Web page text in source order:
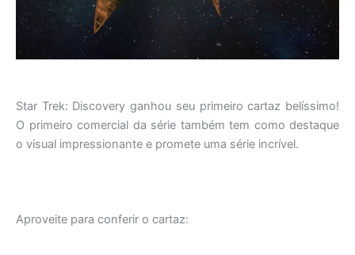
Star Trek: Discovery ganhou seu primeiro cartaz belíssimo!
O primeiro comercial da série também tem como destaque
o visual impressionante e promete uma série incrível.
Aproveite para conferir o cartaz: